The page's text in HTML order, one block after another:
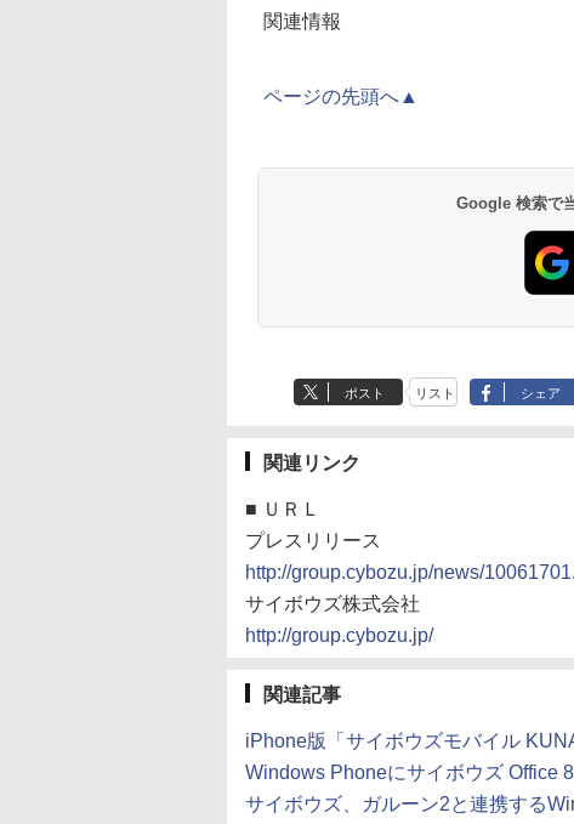
関連情報
ページの先頭へ▲
Google 検索で
ポスト リスト シェア
関連リンク
■ ＵＲＬ
プレスリリース
http://group.cybozu.jp/news/
サイボウズ株式会社
http://group.cybozu.jp/
関連記事
iPhone版「サイボウズモバイル
Windows Phoneにサイボウズ Office
サイボウズ、ガルーン2と連携する